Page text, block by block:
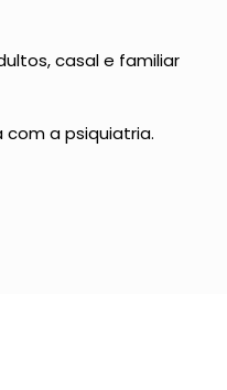
casal e familiar
a psiquiatria.